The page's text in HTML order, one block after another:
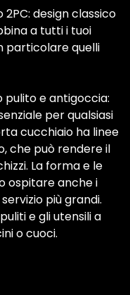
design classico
a tutti i tuoi
particolare quelli
pulito e antigoccia:
per qualsiasi
cucchiaio ha linee
che può rendere il
La forma e le
ospitare anche i
più grandi.
e gli utensili a
o cuoci.